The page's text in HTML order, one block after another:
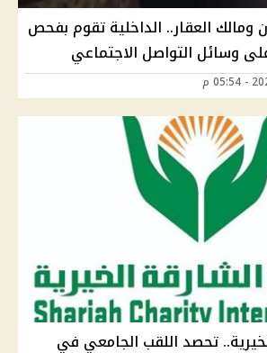
ومالك العقار.. الداخلية تقوم بفحص
وسائل التواصل الاجتماعي
تحصد اللقب الجامعي في